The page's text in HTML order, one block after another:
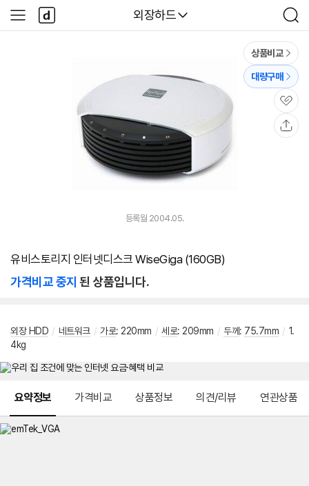
다나와
외장하드
검
색
사
이
다
나
와
상품비교
대량구매
관
심
등록월 2004.05.
유비스토리지 인터넷디스크 WiseGiga (160GB)
가격비교 중지 된 상품입니다.
외장 HDD / 네트워크 / 가로: 220mm / 세로: 209mm / 두께: 75.7mm / 1.
4kg
요약정보 가격비교 상품정보 의견/리뷰 연관상품